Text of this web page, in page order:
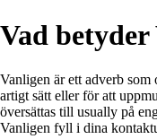
Vad betyder
Vanligen är ett adverb som
artigt sätt eller för att
översättas till usually på
Vanligen fyll i dina